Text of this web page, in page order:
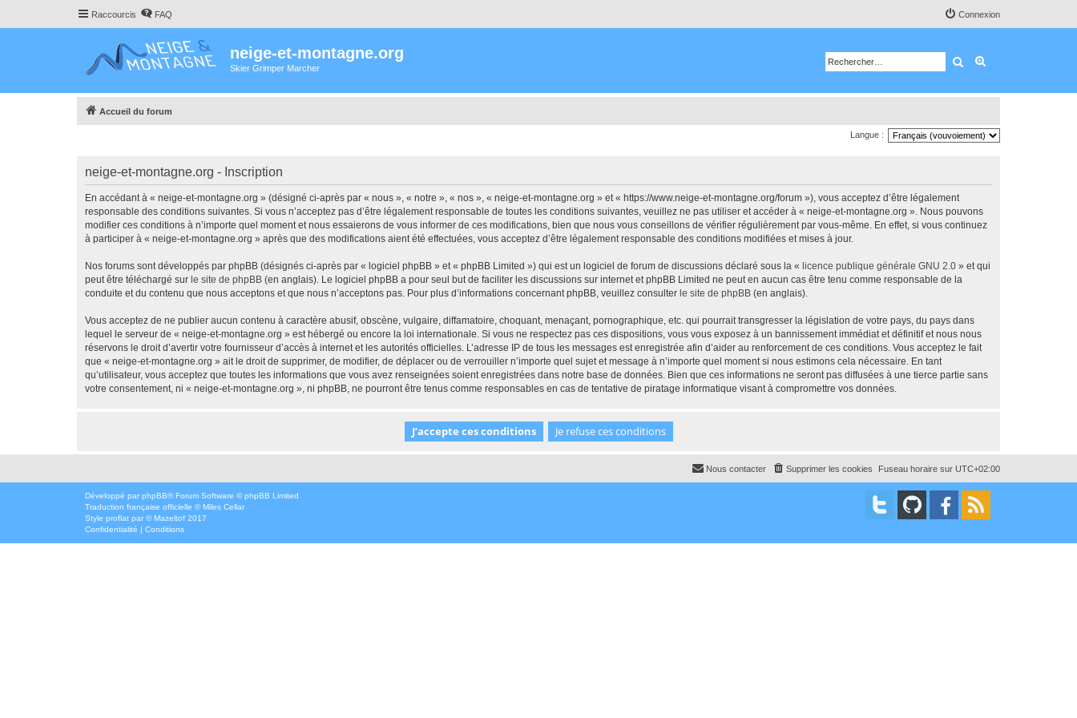
Raccourcis FAQ Connexion
neige-et-montagne.org
Skier Grimper Marcher Rechercher
Accueil du forum
Langue :
neige-et-montagne.org - Inscription
En accédant à « neige-et-montagne.org » (désigné ci-après par « nous », « notre », « nos », « neige-et-montagne.org » et « https://www.neige-et-montagne.org/forum »), vous acceptez d’être légalement
responsable des conditions suivantes. Si vous n’acceptez pas d’être légalement responsable de toutes les conditions suivantes, veuillez ne pas utiliser et accéder à « neige-et-montagne.org ». Nous pouvons
modifier ces conditions à n’importe quel moment et nous essaierons de vous informer de ces modifications, bien que nous vous conseillons de vérifier régulièrement par vous-même. En effet, si vous continuez
à participer à « neige-et-montagne.org » après que des modifications aient été effectuées, vous acceptez d’être légalement responsable des conditions modifiées et mises à jour.
Nos forums sont développés par phpBB (désignés ci-après par « logiciel phpBB » et « phpBB Limited ») qui est un logiciel de forum de discussions déclaré sous la « licence publique générale GNU 2.0 » et qui
peut être téléchargé sur le site de phpBB (en anglais). Le logiciel phpBB a pour seul but de faciliter les discussions sur internet et phpBB Limited ne peut en aucun cas être tenu comme responsable de la
conduite et du contenu que nous acceptons et que nous n’acceptons pas. Pour plus d’informations concernant phpBB, veuillez consulter le site de phpBB (en anglais).
Vous acceptez de ne publier aucun contenu à caractère abusif, obscène, vulgaire, diffamatoire, choquant, menaçant, pornographique, etc. qui pourrait transgresser la législation de votre pays, du pays dans
lequel le serveur de « neige-et-montagne.org » est hébergé ou encore la loi internationale. Si vous ne respectez pas ces dispositions, vous vous exposez à un bannissement immédiat et définitif et nous nous
réservons le droit d’avertir votre fournisseur d’accès à internet et les autorités officielles. L’adresse IP de tous les messages est enregistrée afin d’aider au renforcement de ces conditions. Vous acceptez le fait
que « neige-et-montagne.org » ait le droit de supprimer, de modifier, de déplacer ou de verrouiller n’importe quel sujet et message à n’importe quel moment si nous estimons cela nécessaire. En tant
qu’utilisateur, vous acceptez que toutes les informations que vous avez renseignées soient enregistrées dans notre base de données. Bien que ces informations ne seront pas diffusées à une tierce partie sans
votre consentement, ni « neige-et-montagne.org », ni phpBB, ne pourront être tenus comme responsables en cas de tentative de piratage informatique visant à compromettre vos données.
Fuseau horaire sur UTC+02:00
Supprimer les cookies
Nous contacter
Développé par phpBB® Forum Software © phpBB Limited
Traduction française officielle ©Miles Cellar
Style proflat par ©Mazeltof 2017
Confidentialité | Conditions